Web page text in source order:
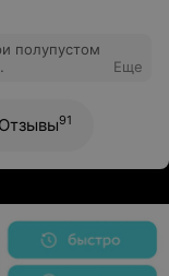
полупустом
Еще
Отзывы91